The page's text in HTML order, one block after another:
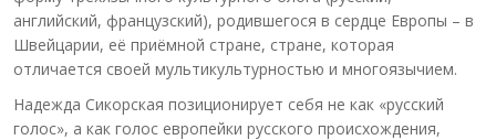
английский, французский), родившегося в сердце Европы – в
Швейцарии, её приёмной стране, стране, которая
отличается своей мультикультурностью и многоязычием.
Надежда Сикорская позиционирует себя не как «русский
голос», а как голос европейки русского происхождения,